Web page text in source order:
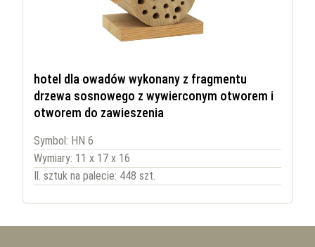
hotel dla owadów wykonany z fragmentu
drzewa sosnowego z wywierconym otworem i
otworem do zawieszenia
Symbol: HN 6
Wymiary: 11 x 17 x 16
Il. sztuk na palecie: 448 szt.